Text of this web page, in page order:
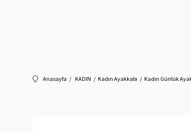
Anasayfa KADIN Kadın Ayakkabı Kadın Günlük